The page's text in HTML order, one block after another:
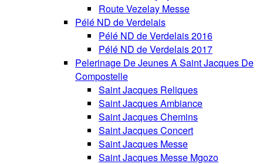
Route Vezelay Messe
Pélé ND de Verdelais
Pélé ND de Verdelais 2016
Pélé ND de Verdelais 2017
Pelerinage De Jeunes A Saint Jacques De
Compostelle
Saint Jacques Reliques
Saint Jacques Ambiance
Saint Jacques Chemins
Saint Jacques Concert
Saint Jacques Messe
Saint Jacques Messe Mgozo